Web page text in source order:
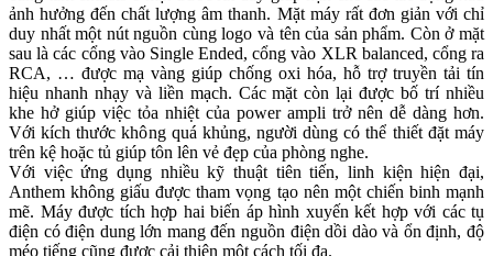
ảnh hưởng đến chất lượng âm thanh. Mặt máy rất đơn giản với chỉ
duy nhất một nút nguồn cùng logo và tên của sản phẩm. Còn ở mặt
sau là các cổng vào Single Ended, cổng vào XLR balanced, cổng ra
RCA, … được mạ vàng giúp chống oxi hóa, hỗ trợ truyền tải tín
hiệu nhanh nhạy và liền mạch. Các mặt còn lại được bố trí nhiều
khe hở giúp việc tỏa nhiệt của power ampli trở nên dễ dàng hơn.
Với kích thước không quá khủng, người dùng có thể thiết đặt máy
trên kệ hoặc tủ giúp tôn lên vẻ đẹp của phòng nghe.
Với việc ứng dụng nhiều kỹ thuật tiên tiến, linh kiện hiện đại,
Anthem không giấu được tham vọng tạo nên một chiến binh mạnh
mẽ. Máy được tích hợp hai biến áp hình xuyến kết hợp với các tụ
điện có điện dung lớn mang đến nguồn điện dồi dào và ổn định, độ
méo tiếng cũng được cải thiện một cách tối đa.